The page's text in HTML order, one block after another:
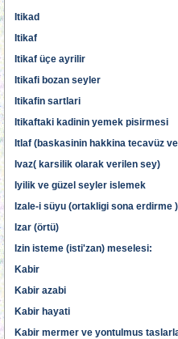
Itikad
Itikaf
Itikaf üçe ayrilir
Itikafi bozan seyler
Itikafin sartlari
Itikaftaki kadinin yemek pisirmesi
Itlaf (baskasinin hakkina tecavüz
Ivaz( karsilik olarak verilen sey)
Iyilik ve güzel seyler islemek
Izale-i süyu (ortakligi sona erdirme )
Izar (örtü)
Izin isteme (isti'zan) meselesi:
Kabir
Kabir azabi
Kabir hayati
Kabir mermer ve yontulmus